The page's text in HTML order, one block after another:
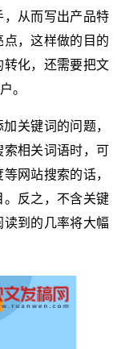
从而写出产品特
，这样做的目的
化，还需要把文
。
关键词的问题，
索相关词语时，可
网站搜索的话，
反之，不含关键
到的几率将大幅